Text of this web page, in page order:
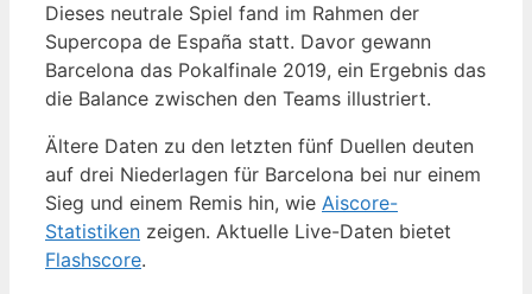
Dieses neutrale Spiel fand im Rahmen der
Supercopa de España statt. Davor gewann
Barcelona das Pokalfinale 2019, ein Ergebnis das
die Balance zwischen den Teams illustriert.
Ältere Daten zu den letzten fünf Duellen deuten
auf drei Niederlagen für Barcelona bei nur einem
Sieg und einem Remis hin, wie Aiscore-
Statistiken zeigen. Aktuelle Live-Daten bietet
Flashscore.